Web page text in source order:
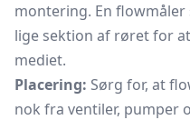
montering. En flowmåler
lige sektion af røret for
mediet.
Placering: Sørg for, at
nok fra ventiler, pumper